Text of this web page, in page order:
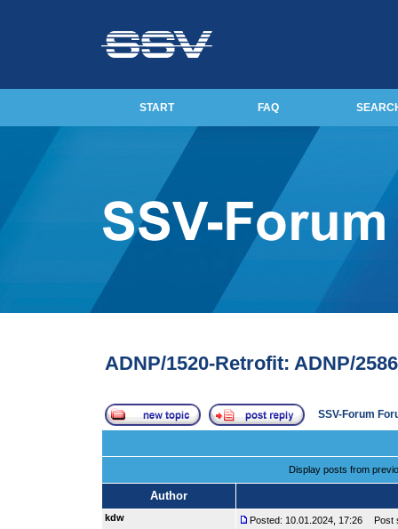
START FAQ
ADNP/1520-Retrofit: ADNP/
SSV-Forum
Display posts from
Author
kdw Posted: 10.01.2024, 17:26 Post